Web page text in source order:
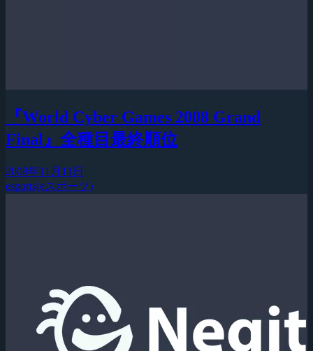
『World Cyber Games 2008 Grand
Final』全種目最終順位
2008年11月11日
esports(eスポーツ)